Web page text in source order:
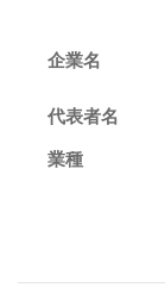
企業名
代表者名
業種